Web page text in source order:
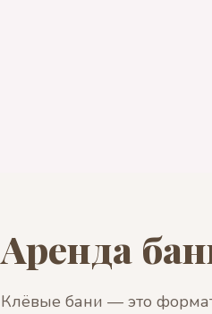
Аренда
Клёвые бани — это